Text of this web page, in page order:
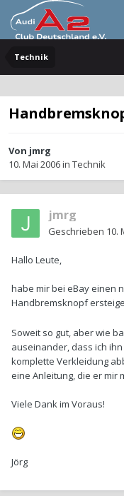
Technik
Von jmrg
10. Mai 2006in Technik
jmrg
Geschrieben 10.
Hallo Leute,
habe mir bei eBay einen
Handbremsknopf
Soweit so gut, aber wie
auseinander, dass ich
komplette Verkleidung
eine Anleitung, die er mir
Viele Dank im Voraus!
Jörg